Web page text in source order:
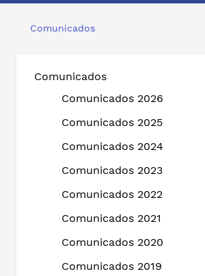
Comunicados
Comunicados
Comunicados 2026
Comunicados 2025
Comunicados 2024
Comunicados 2023
Comunicados 2022
Comunicados 2021
Comunicados 2020
Comunicados 2019